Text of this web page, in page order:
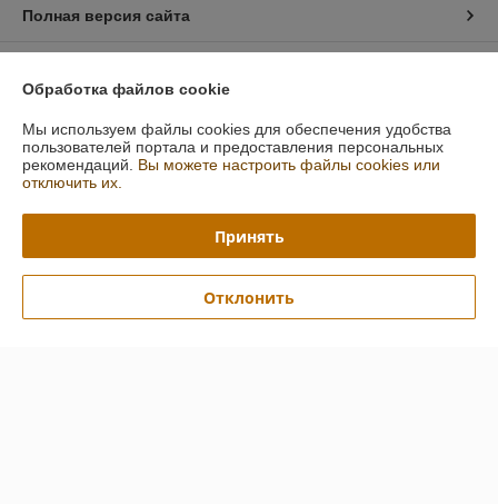
Полная версия сайта
Сайт создан на платформе Deal.by
Общество с ограниченной ответственностью
"АльгоТрейд"
Обработка файлов cookie
Мы используем файлы cookies для обеспечения удобства
пользователей портала и предоставления персональных
рекомендаций. Вы можете настроить файлы cookies или
отключить их.
Принять
Отклонить